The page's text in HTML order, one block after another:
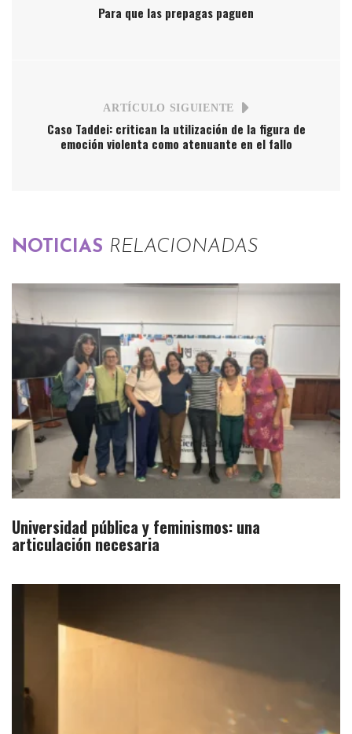
Para que las prepagas paguen
ARTÍCULO SIGUIENTE
Caso Taddei: critican la utilización de la figura de
emoción violenta como atenuante en el fallo
NOTICIAS RELACIONADAS
Universidad pública y feminismos: una
articulación necesaria